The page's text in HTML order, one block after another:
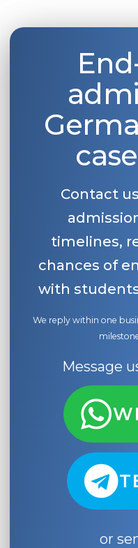
Contact
timelines,
chances of
with
We reply within one
Message
or